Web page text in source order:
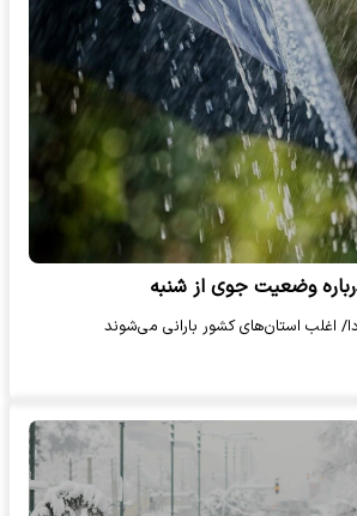
وضعیت جوی از شنبه
اغلب استان‌های کشور بارانی می‌شوند